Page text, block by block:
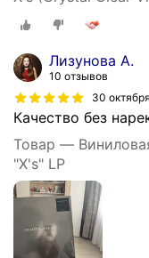
Лизунова А.
10 отзывов
30
Качество без
Товар —
"X's" LP